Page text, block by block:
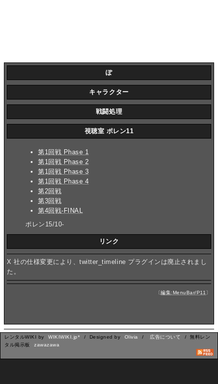
ぽ
キャラクター
戦闘処理
視聴室 ポレン11
第1回戦 Phase 1
第1回戦 Phase 2
第1回戦 Phase 3
第1回戦 Phase 4
第2回戦
第3回戦
第4回戦-FINAL
ポレン15/10-
リンク
X 社の仕様変更により、twitter_timeline プラグインは廃止されまし
た。
〔編集:MenuBar/P11 〕
レンタルWIKI by WIKIWIKI.jp* / Designed by Olivia / 広告について
/ 無料レン
タル掲示板
zawazawa